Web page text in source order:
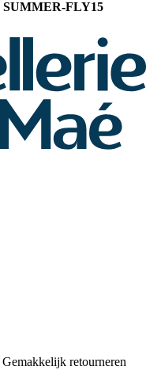
SUMMER-FLY15
Gemakkelijk retourneren